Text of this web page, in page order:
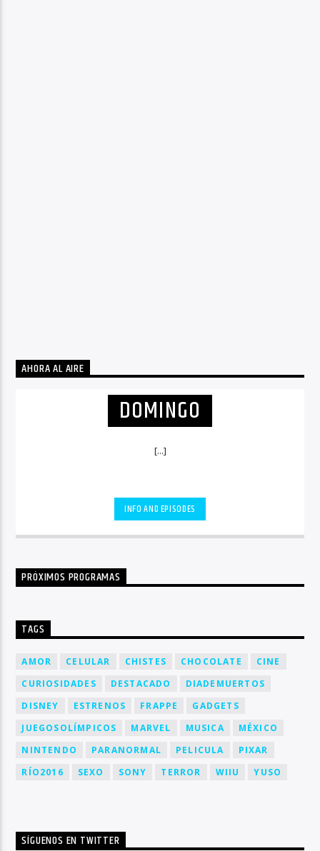
AHORA AL AIRE
DOMINGO
[...]
INFO AND EPISODES
PRÓXIMOS PROGRAMAS
TAGS
AMOR CELULAR CHISTES CHOCOLATE
CINE
CURIOSIDADES
DESTACADO
DIADEMUERTOS
DISNEY
ESTRENOS FRAPPE
GADGETS
JUEGOSOLÍMPICOS
MARVEL MUSICA
MÉXICO
NINTENDO
PARANORMAL PELICULA
PIXAR
RÍO2016
SEXO SONY TERROR WIIU YUSO
SÍGUENOS EN TWITTER